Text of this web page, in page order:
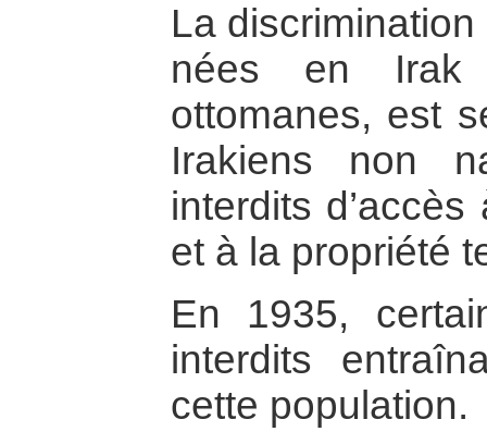
La
nées en Irak
ottomanes, est
Irakiens non
interdits
et à la propriété
En 1935,
interdits
cette population.